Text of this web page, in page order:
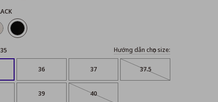
35 Hướng dẫn chọn size:
36 37 37.5
39 40